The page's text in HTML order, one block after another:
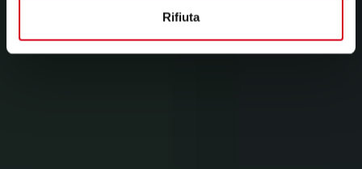
Rifiuta